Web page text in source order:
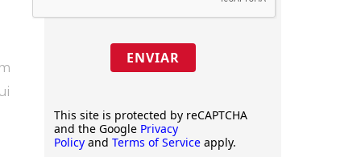
ENVIAR
This site is protected by reCAPTCHA
and the Google Privacy
Policy and Terms of Service apply.